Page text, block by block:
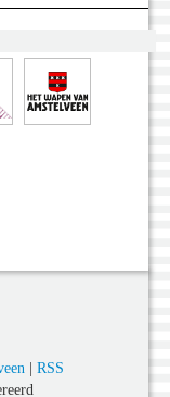
| RSS